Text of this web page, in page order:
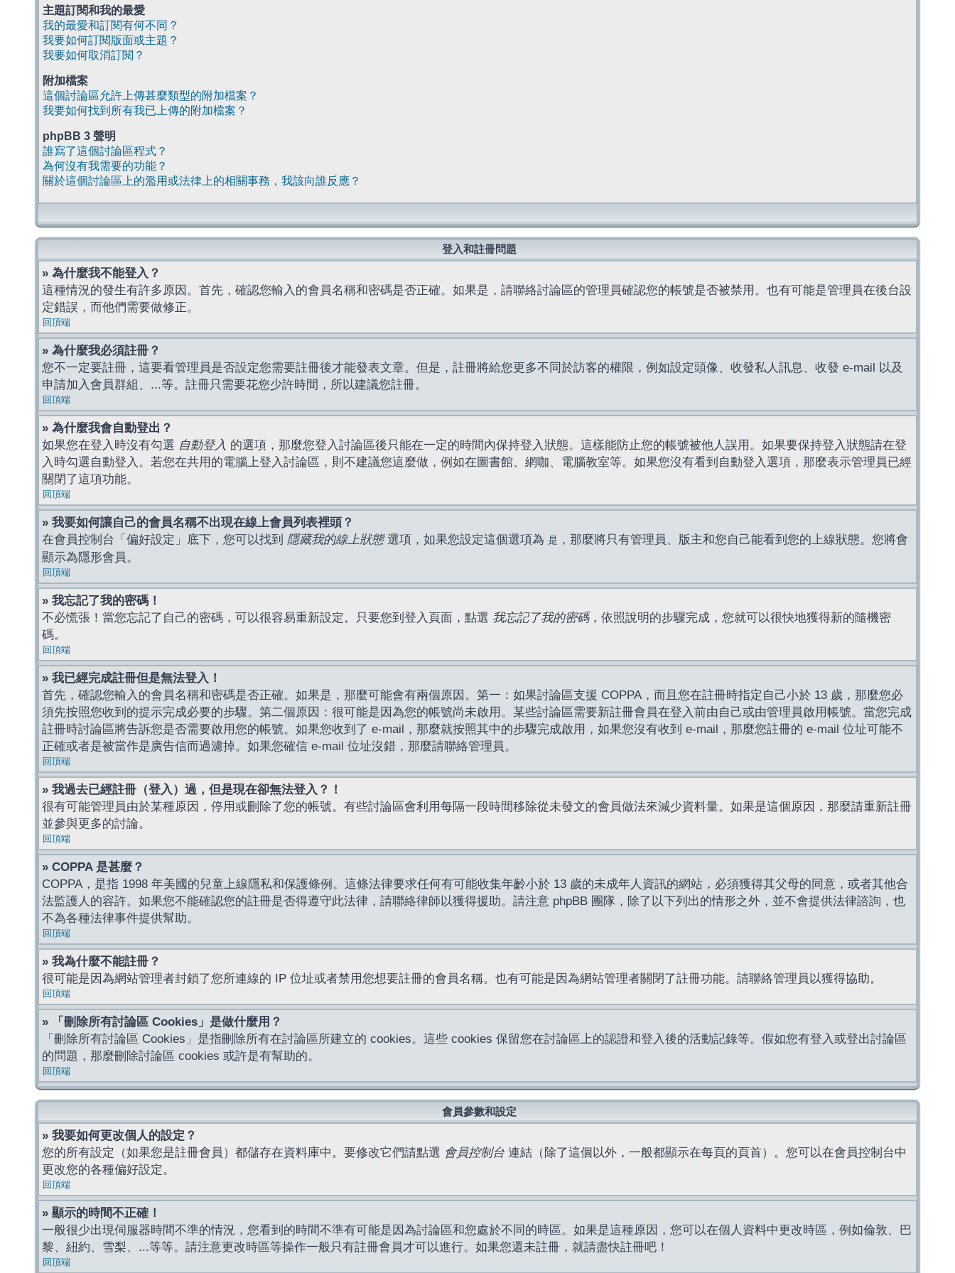
主題訂閱和我的最愛
我的最愛和訂閱有何不同？
我要如何訂閱版面或主題？
我要如何取消訂閱？
附加檔案
這個討論區允許上傳甚麼類型的附加檔案？
我要如何找到所有我已上傳的附加檔案？
phpBB 3 聲明
誰寫了這個討論區程式？
為何沒有我需要的功能？
關於這個討論區上的濫用或法律上的相關事務，我該向誰反應？
登入和註冊問題
» 為什麼我不能登入？
這種情況的發生有許多原因。首先，確認您輸入的會員名稱和密碼是否正確。如果是，請聯絡討論區的管理員確認您的帳號是否被禁用。也有可能是管理員在後台設
定錯誤，而他們需要做修正。
回頂端
» 為什麼我必須註冊？
您不一定要註冊，這要看管理員是否設定您需要註冊後才能發表文章。但是，註冊將給您更多不同於訪客的權限，例如設定頭像、收發私人訊息、收發 e-mail 以及
申請加入會員群組、...等。註冊只需要花您少許時間，所以建議您註冊。
回頂端
» 為什麼我會自動登出？
如果您在登入時沒有勾選 自動登入 的選項，那麼您登入討論區後只能在一定的時間內保持登入狀態。這樣能防止您的帳號被他人誤用。如果要保持登入狀態請在登
入時勾選自動登入。若您在共用的電腦上登入討論區，則不建議您這麼做，例如在圖書館、網咖、電腦教室等。如果您沒有看到自動登入選項，那麼表示管理員已經
關閉了這項功能。
回頂端
» 我要如何讓自己的會員名稱不出現在線上會員列表裡頭？
在會員控制台「偏好設定」底下，您可以找到 隱藏我的線上狀態選項，如果您設定這個選項為 是 ，那麼將只有管理員、版主和您自己能看到您的上線狀態。您將會
顯示為隱形會員。
回頂端
» 我忘記了我的密碼！
不必慌張！當您忘記了自己的密碼，可以很容易重新設定。只要您到登入頁面，點選 我忘記了我的密碼，依照說明的步驟完成，您就可以很快地獲得新的隨機密
碼。
回頂端
» 我已經完成註冊但是無法登入！
首先，確認您輸入的會員名稱和密碼是否正確。如果是，那麼可能會有兩個原因。第一：如果討論區支援 COPPA，而且您在註冊時指定自己小於 13 歲，那麼您必
須先按照您收到的提示完成必要的步驟。第二個原因：很可能是因為您的帳號尚未啟用。某些討論區需要新註冊會員在登入前由自己或由管理員啟用帳號。當您完成
註冊時討論區將告訴您是否需要啟用您的帳號。如果您收到了 e-mail，那麼就按照其中的步驟完成啟用，如果您沒有收到 e-mail，那麼您註冊的 e-mail 位址可能不
正確或者是被當作是廣告信而過濾掉。如果您確信 e-mail 位址沒錯，那麼請聯絡管理員。
回頂端
» 我過去已經註冊（登入）過，但是現在卻無法登入？！
很有可能管理員由於某種原因，停用或刪除了您的帳號。有些討論區會利用每隔一段時間移除從未發文的會員做法來減少資料量。如果是這個原因，那麼請重新註冊
並參與更多的討論。
回頂端
» COPPA 是甚麼？
COPPA，是指 1998 年美國的兒童上線隱私和保護條例。這條法律要求任何有可能收集年齡小於 13 歲的未成年人資訊的網站，必須獲得其父母的同意，或者其他合
法監護人的容許。如果您不能確認您的註冊是否得遵守此法律，請聯絡律師以獲得援助。請注意 phpBB 團隊，除了以下列出的情形之外，並不會提供法律諮詢，也
不為各種法律事件提供幫助。
回頂端
» 我為什麼不能註冊？
很可能是因為網站管理者封鎖了您所連線的 IP 位址或者禁用您想要註冊的會員名稱。也有可能是因為網站管理者關閉了註冊功能。請聯絡管理員以獲得協助。
回頂端
» 「刪除所有討論區 Cookies」是做什麼用？
「刪除所有討論區 Cookies」是指刪除所有在討論區所建立的 cookies。這些 cookies 保留您在討論區上的認證和登入後的活動記錄等。假如您有登入或登出討論區
的問題，那麼刪除討論區 cookies 或許是有幫助的。
回頂端
會員參數和設定
» 我要如何更改個人的設定？
您的所有設定（如果您是註冊會員）都儲存在資料庫中。要修改它們請點選 會員控制台 連結（除了這個以外，一般都顯示在每頁的頁首）。您可以在會員控制台中
更改您的各種偏好設定。
回頂端
» 顯示的時間不正確！
一般很少出現伺服器時間不準的情況，您看到的時間不準有可能是因為討論區和您處於不同的時區。如果是這種原因，您可以在個人資料中更改時區，例如倫敦、巴
黎、紐約、雪梨、...等等。請注意更改時區等操作一般只有註冊會員才可以進行。如果您還未註冊，就請盡快註冊吧！
回頂端